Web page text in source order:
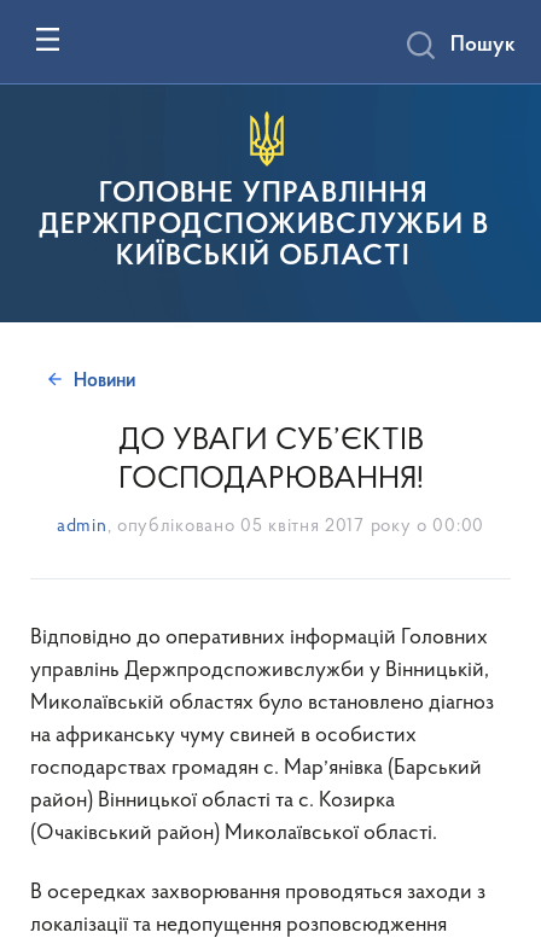
ГОЛОВНЕ УПРАВЛІННЯ
ДЕРЖПРОДСПОЖИВСЛУЖБИ В
КИЇВСЬКІЙ ОБЛАСТІ
Пошук
Новини
ДО УВАГИ СУБ’ЄКТІВ
ГОСПОДАРЮВАННЯ!
admin , опубліковано 05 квітня 2017 року о 00:00
Відповідно до оперативних інформацій Головних
управлінь Держпродспоживслужби у Вінницькій,
Миколаївській областях було встановлено діагноз
на африканську чуму свиней в особистих
господарствах громадян с. Мар,янівка (Барський
район) Вінницької області та с. Козирка
(Очаківський район) Миколаївської області.
В осередках захворювання проводяться заходи з
локалізації та недопущення розповсюдження